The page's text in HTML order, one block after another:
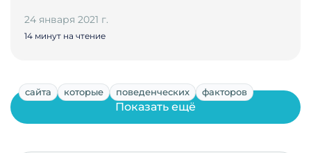
24 января 2021 г.
14 минут на чтение
сайта которые поведенческих факторов
Показать ещё